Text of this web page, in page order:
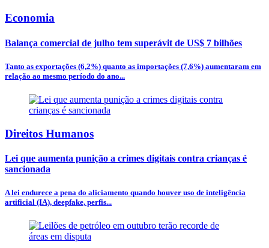
Economia
Balança comercial de julho tem superávit de US$ 7 bilhões
Tanto as exportações (6,2%) quanto as importações (7,6%) aumentaram em
relação ao mesmo período do ano...
Direitos Humanos
Lei que aumenta punição a crimes digitais contra crianças é
sancionada
A lei endurece a pena do aliciamento quando houver uso de inteligência
artificial (IA), deepfake, perfis...